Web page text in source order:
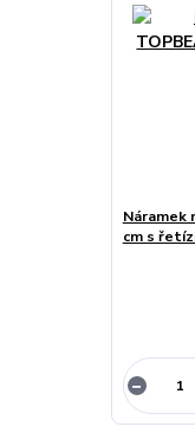
Náramek
cm s